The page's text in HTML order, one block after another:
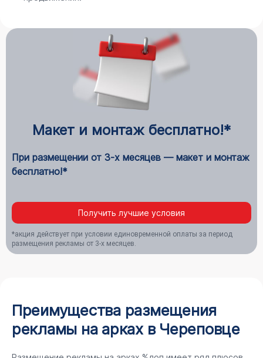
Макет и монтаж бесплатно!*
При размещении от 3-х месяцев — макет и монтаж
бесплатно!*
Получить лучшие условия
*акция действует при условии единовременной оплаты за период
размещения рекламы от 3-х месяцев.
Преимущества размещения
рекламы на арках в Череповце